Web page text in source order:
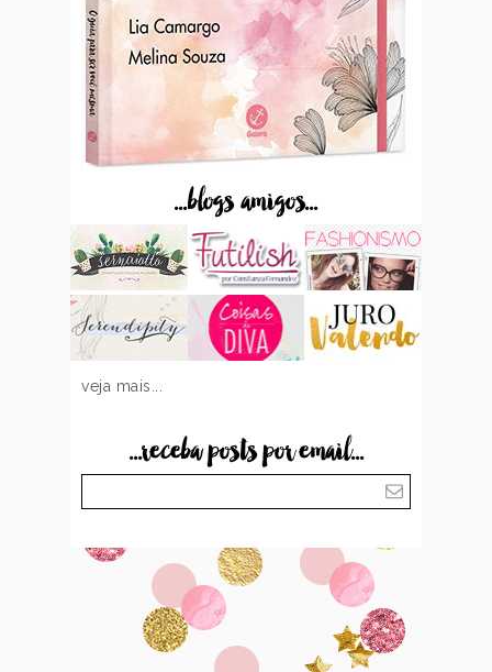
...blogs amigos...
veja mais...
...receba posts por email...